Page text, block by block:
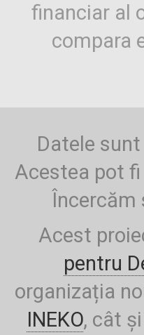
financiar al
compara
Datele
Acestea pot
Acest
pentru
organizația
INEKO, cât și